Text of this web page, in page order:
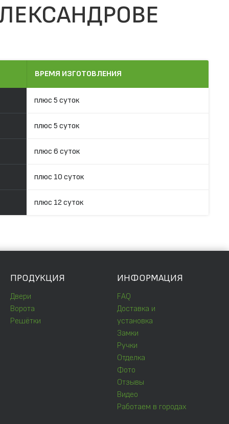
ВРЕМЯ ИЗГОТОВЛЕНИЯ
плюс 5 суток
плюс 5 суток
плюс 6 суток
плюс 10 суток
плюс 12 суток
ПРОДУКЦИЯ
Двери
Ворота
Решётки
ИНФОРМАЦИЯ
FAQ
Доставка и
установка
Замки
Ручки
Отделка
Фото
Отзывы
Видео
Работаем в городах